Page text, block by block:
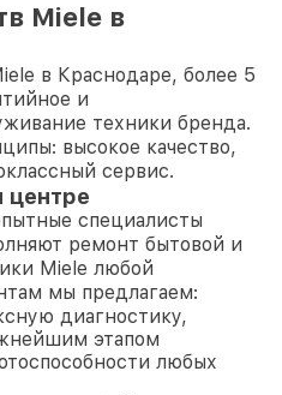
Miele в
в Краснодаре, более 5
и
техники бренда.
высокое качество,
сервис.
центре
специалисты
ремонт бытовой и
Miele любой
мы предлагаем:
диагностику,
этапом
любых